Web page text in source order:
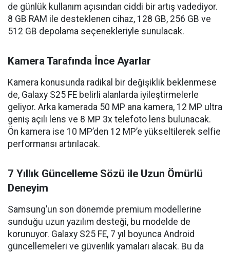
de günlük kullanım açısından ciddi bir artış vadediyor.
8 GB RAM ile desteklenen cihaz, 128 GB, 256 GB ve
512 GB depolama seçenekleriyle sunulacak.
Kamera Tarafında İnce Ayarlar
Kamera konusunda radikal bir değişiklik beklenmese
de, Galaxy S25 FE belirli alanlarda iyileştirmelerle
geliyor. Arka kamerada 50 MP ana kamera, 12 MP ultra
geniş açılı lens ve 8 MP 3x telefoto lens bulunacak.
Ön kamera ise 10 MP’den 12 MP’e yükseltilerek selfie
performansı artırılacak.
7 Yıllık Güncelleme Sözü ile Uzun Ömürlü
Deneyim
Samsung’un son dönemde premium modellerine
sunduğu uzun yazılım desteği, bu modelde de
korunuyor. Galaxy S25 FE, 7 yıl boyunca Android
güncellemeleri ve güvenlik yamaları alacak. Bu da